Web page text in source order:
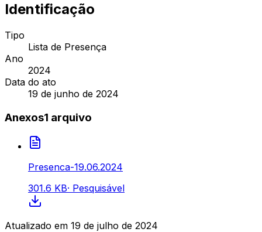
Identificação
Tipo
Lista de Presença
Ano
2024
Data do ato
19 de junho de 2024
Anexos1 arquivo
Presenca-19.06.2024
301.6 KB· Pesquisável
Atualizado em 19 de julho de 2024